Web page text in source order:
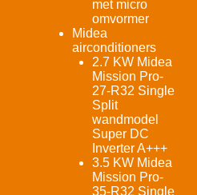
met micro
omvormer
Midea
airconditioners
2.7 KW Midea
Mission Pro-
27-R32 Single
Split
wandmodel
Super DC
Inverter A+++
3.5 KW Midea
Mission Pro-
35-R32 Single